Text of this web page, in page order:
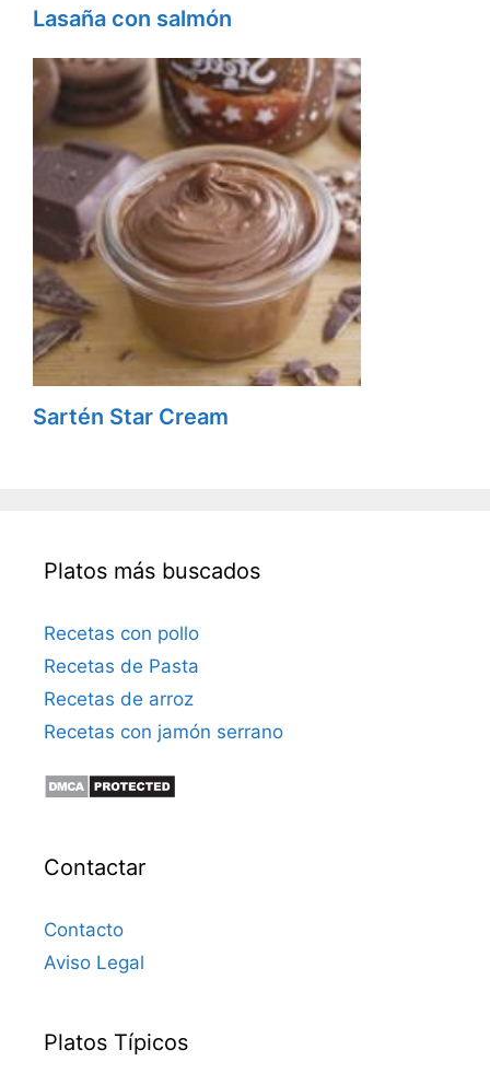
Lasaña con salmón
Sartén Star Cream
Platos más buscados
Recetas con pollo
Recetas de Pasta
Recetas de arroz
Recetas con jamón serrano
Contactar
Contacto
Aviso Legal
Platos Típicos